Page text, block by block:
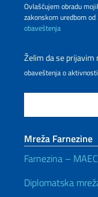
Ovlašćujem obradu
zakonskom uredbom
obaveštenja
Želim da se
obaveštenja o
Mreža Farnezine
Farnezina –
Diplomatska